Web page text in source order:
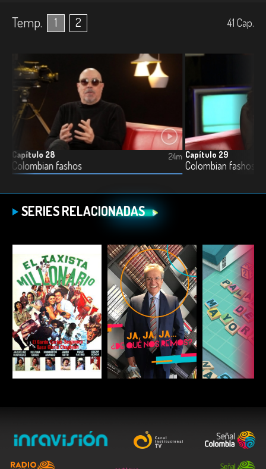
Temp. 1 2 41 Cap.
Capítulo 28
Colombian fashos
24m Capítulo 29
Colombian fashos -
SERIES RELACIONADAS
ESCUCHAR ESCUCHAR